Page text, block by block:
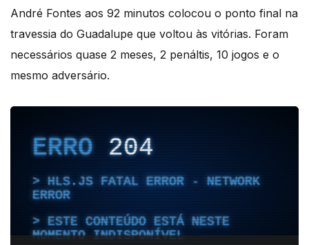
André Fontes aos 92 minutos colocou o ponto final na
travessia do Guadalupe que voltou às vitórias. Foram
necessários quase 2 meses, 2 penáltis, 10 jogos e o
mesmo adversário.